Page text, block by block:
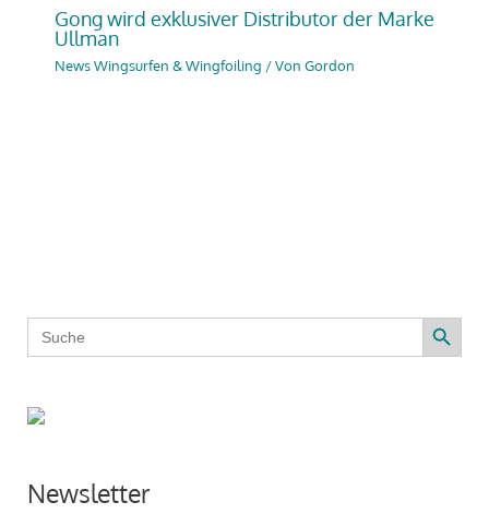
Gong wird exklusiver Distributor der Marke
Ullman
News Wingsurfen & Wingfoiling / Von Gordon
Search
for:
Search Button
Newsletter